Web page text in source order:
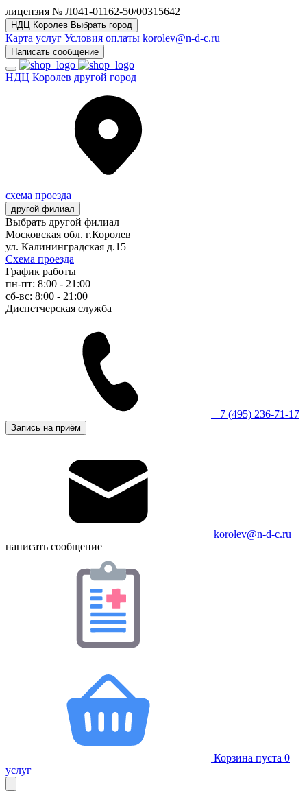
лицензия № Л041-01162-50/00315642
НДЦ Королев Выбрать город
Карта услуг Условия оплаты korolev@n-d-c.ru
Написать сообщение
НДЦ Королев другой город
схема проезда
другой филиал
Выбрать другой филиал
Московская обл. г.Королев
ул. Калининградская д.15
Схема проезда
График работы
пн-пт: 8:00 - 21:00
сб-вс: 8:00 - 21:00
Диспетчерская служба
+7 (495) 236-71-17
Запись на приём
korolev@n-d-c.ru
написать сообщение
Корзина пуста 0
услуг